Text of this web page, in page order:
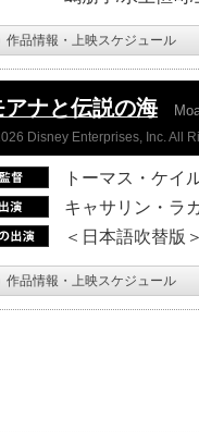
作品情報・上映スケジュール
アナと伝説の海
Disney Enterprises, Inc. All
トーマス・ケイ
キャサリン・ラ
＜日本語吹替版
作品情報・上映スケジュール